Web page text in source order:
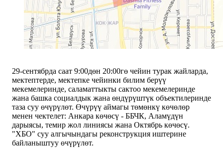
29-сентябрда саат 9:00дөн 20:00гө чейин турак жайларда,
мектептерде, мектепке чейинки билим берүү
мекемелеринде, саламаттыкты сактоо мекемелеринде
жана башка социалдык жана өндүрүштүк объектилеринде
таза суу өчүрүлөт. Өчүрүү аймагы төмөнкү көчөлөр
менен чектелет: Анкара көчөсү - ББЧК, Аламүдүн
дарыясы, темир жол линиясы жана Октябрь көчөсү.
"ХБО" суу алгычындагы реконструкция иштерине
байланыштуу өчүрүлөт.